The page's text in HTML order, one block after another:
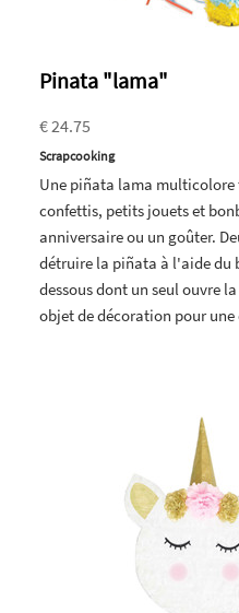
Pinata "lama"
€ 24.75
Scrapcooking
Une piñata lama
confettis, petits jouets et
anniversaire ou un goûter.
détruire la piñata à l'aide du
dessous dont un seul ouvre
objet de décoration pour